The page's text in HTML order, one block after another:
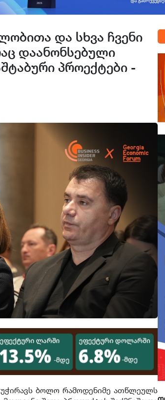
და სხვა ჩვენი
დაანონსებული
პროექტები -
უჭირავს ბოლო რამოდენიმე ათწლეულს